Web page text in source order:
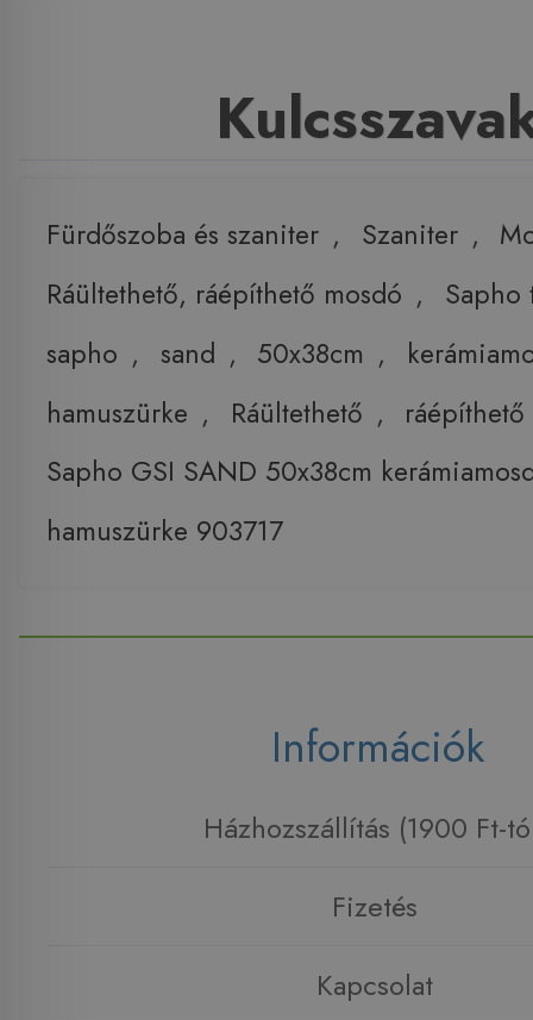
Fürdőszoba és szaniter , Szaniter ,
Ráültethető, ráépíthető mosdó ,
Sapho
sapho , sand , 50x38cm ,
hamuszürke , Ráültethető ,
Sapho GSI SAND 50x38cm
hamuszürke 903717
Információk
Házhozszállítás (1900 Ft-
Fizetés
Kapcsolat